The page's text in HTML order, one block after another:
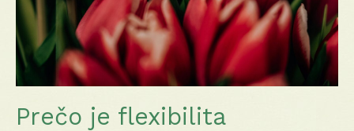
Prečo je flexibilita